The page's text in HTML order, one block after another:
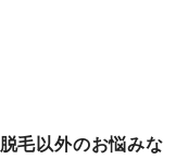
毛以外のお悩みな